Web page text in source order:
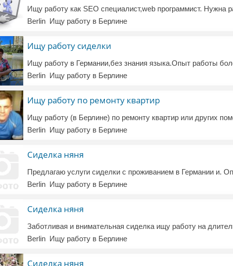
Berlin Ищу работу в Берлине
Ищу работу сиделки
Berlin Ищу работу в Берлине
Ищу работу по ремонту квартир
Berlin Ищу работу в Берлине
Сиделка няня
Berlin Ищу работу в Берлине
Сиделка няня
Berlin Ищу работу в Берлине
Сиделка няня